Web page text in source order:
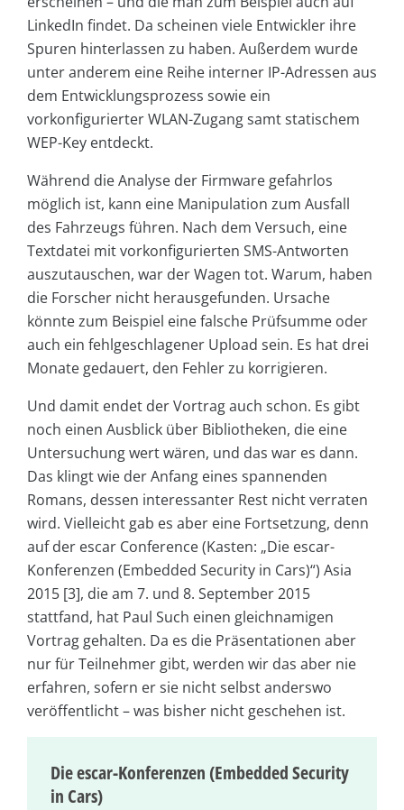
LinkedIn findet. Da scheinen viele Entwickler ihre
Spuren hinterlassen zu haben. Außerdem wurde
unter anderem eine Reihe interner IP-Adressen aus
dem Entwicklungsprozess sowie ein
vorkonfigurierter WLAN-Zugang samt statischem
WEP-Key entdeckt.
Während die Analyse der Firmware gefahrlos
möglich ist, kann eine Manipulation zum Ausfall
des Fahrzeugs führen. Nach dem Versuch, eine
Textdatei mit vorkonfigurierten SMS-Antworten
auszutauschen, war der Wagen tot. Warum, haben
die Forscher nicht herausgefunden. Ursache
könnte zum Beispiel eine falsche Prüfsumme oder
auch ein fehlgeschlagener Upload sein. Es hat drei
Monate gedauert, den Fehler zu korrigieren.
Und damit endet der Vortrag auch schon. Es gibt
noch einen Ausblick über Bibliotheken, die eine
Untersuchung wert wären, und das war es dann.
Das klingt wie der Anfang eines spannenden
Romans, dessen interessanter Rest nicht verraten
wird. Vielleicht gab es aber eine Fortsetzung, denn
auf der escar Conference (Kasten: „Die escar-
Konferenzen (Embedded Security in Cars)“) Asia
2015 [3], die am 7. und 8. September 2015
stattfand, hat Paul Such einen gleichnamigen
Vortrag gehalten. Da es die Präsentationen aber
nur für Teilnehmer gibt, werden wir das aber nie
erfahren, sofern er sie nicht selbst anderswo
veröffentlicht – was bisher nicht geschehen ist.
Die escar-Konferenzen (Embedded Security
in Cars)